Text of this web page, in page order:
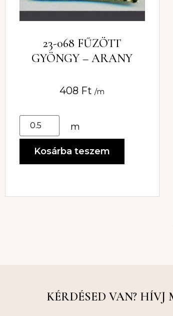
23-068 FŰZÖTT
GYÖNGY – ARANY
408 Ft /m
m
Kosárba teszem
KÉRDÉSED VAN? HÍVJ